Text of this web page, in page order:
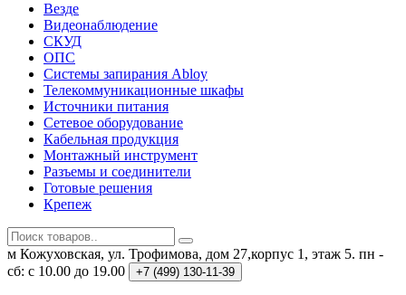
Везде
Видеонаблюдение
СКУД
ОПС
Системы запирания Abloy
Телекоммуникационные шкафы
Источники питания
Сетевое оборудование
Кабельная продукция
Монтажный инструмент
Разъемы и соединители
Готовые решения
Крепеж
м Кожуховская, ул. Трофимова, дом 27,корпус 1, этаж 5. пн -
сб: с 10.00 до 19.00
+7 (499) 130-11-39